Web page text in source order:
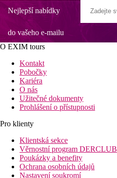
Nejlepší nabídky
do vašeho e-mailu
O EXIM tours
Kontakt
Pobočky
Kariéra
O nás
Užitečné dokumenty
Prohlášení o přístupnosti
Pro klienty
Klientská sekce
Věrnostní program DERCLUB
Poukázky a benefity
Ochrana osobních údajů
Nastavení soukromí